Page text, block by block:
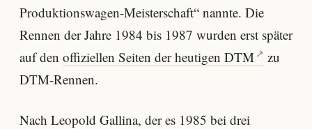
Produktionswagen-Meisterschaft“ nannte. Die
Rennen der Jahre 1984 bis 1987 wurden erst später
auf den offiziellen Seiten der heutigen DTM
zu
DTM-Rennen.
Nach Leopold Gallina, der es 1985 bei drei